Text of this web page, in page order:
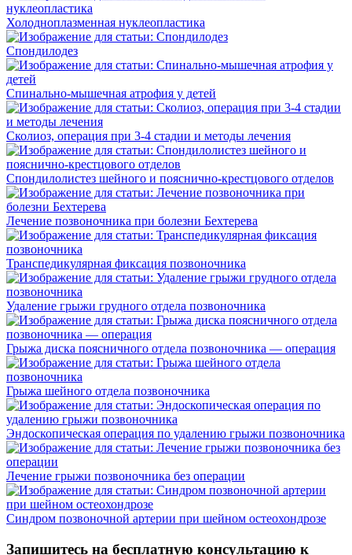
Холодноплазменная нуклеопластика
Спондилодез
Спинально-мышечная атрофия у детей
Сколиоз, операция при 3-4 стадии и методы лечения
Спондилолистез шейного и пояснично-крестцового отделов
Лечение позвоночника при болезни Бехтерева
Транспедикулярная фиксация позвоночника
Удаление грыжи грудного отдела позвоночника
Грыжа диска поясничного отдела позвоночника — операция
Грыжа шейного отдела позвоночника
Эндоскопическая операция по удалению грыжи позвоночника
Лечение грыжи позвоночника без операции
Синдром позвоночной артерии при шейном остеохондрозе
Запишитесь на бесплатную консультацию к